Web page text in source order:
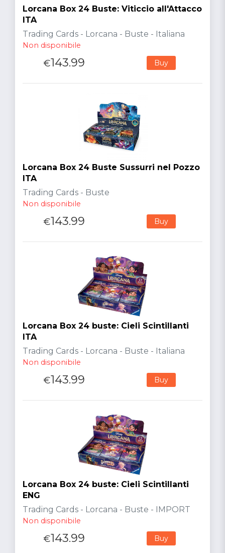
Lorcana Box 24 Buste: Viticcio all'Attacco
ITA
Trading Cards - Lorcana - Buste - Italiana
Non disponibile
€143.99 Buy
Lorcana Box 24 Buste Sussurri nel Pozzo
ITA
Trading Cards - Buste
Non disponibile
€143.99 Buy
Lorcana Box 24 buste: Cieli Scintillanti
ITA
Trading Cards - Lorcana - Buste - Italiana
Non disponibile
€143.99 Buy
Lorcana Box 24 buste: Cieli Scintillanti
ENG
Trading Cards - Lorcana - Buste - IMPORT
Non disponibile
€143.99 Buy